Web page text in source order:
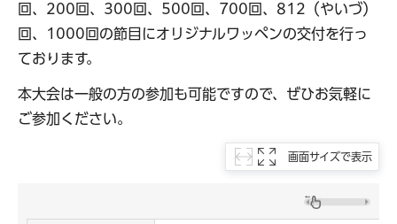
回、200回、300回、500回、700回、812（やいづ）
回、1000回の節目にオリジナルワッペンの交付を行っ
ております。
本大会は一般の方の参加も可能ですので、ぜひお気軽に
ご参加ください。
画面サイズで表示